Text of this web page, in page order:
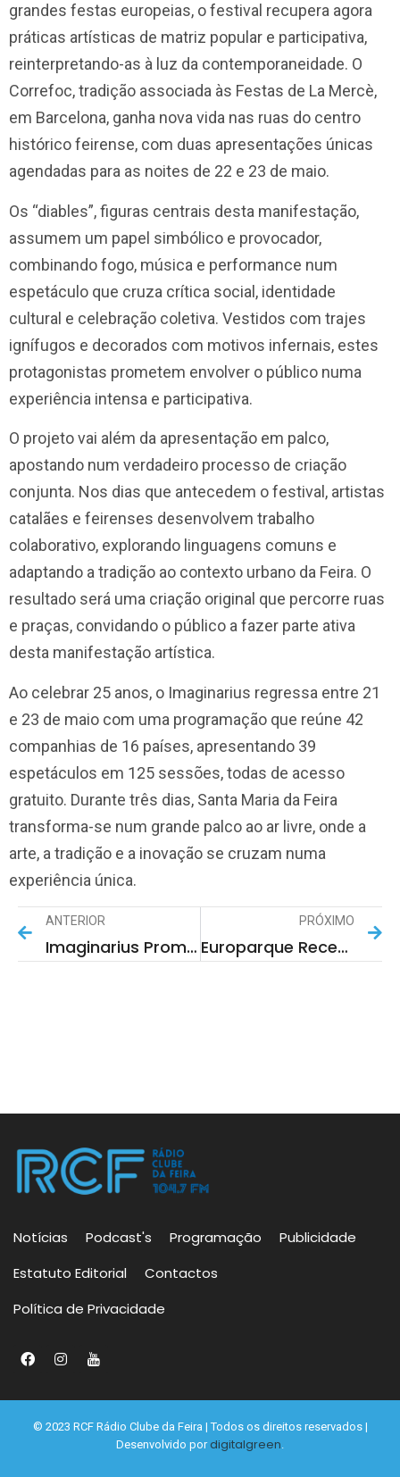
grandes festas europeias, o festival recupera agora
práticas artísticas de matriz popular e participativa,
reinterpretando-as à luz da contemporaneidade. O
Correfoc, tradição associada às Festas de La Mercè,
em Barcelona, ganha nova vida nas ruas do centro
histórico feirense, com duas apresentações únicas
agendadas para as noites de 22 e 23 de maio.
Os “diables”, figuras centrais desta manifestação,
assumem um papel simbólico e provocador,
combinando fogo, música e performance num
espetáculo que cruza crítica social, identidade
cultural e celebração coletiva. Vestidos com trajes
ignífugos e decorados com motivos infernais, estes
protagonistas prometem envolver o público numa
experiência intensa e participativa.
O projeto vai além da apresentação em palco,
apostando num verdadeiro processo de criação
conjunta. Nos dias que antecedem o festival, artistas
catalães e feirenses desenvolvem trabalho
colaborativo, explorando linguagens comuns e
adaptando a tradição ao contexto urbano da Feira. O
resultado será uma criação original que percorre ruas
e praças, convidando o público a fazer parte ativa
desta manifestação artística.
Ao celebrar 25 anos, o Imaginarius regressa entre 21
e 23 de maio com uma programação que reúne 42
companhias de 16 países, apresentando 39
espetáculos em 125 sessões, todas de acesso
gratuito. Durante três dias, Santa Maria da Feira
transforma-se num grande palco ao ar livre, onde a
arte, a tradição e a inovação se cruzam numa
experiência única.
ANTERIOR
Imaginarius Promove Ciclo De Conversas Sobre O Presente E Futuro Do Festival
PRÓXIMO
Europarque Recebe Número Recorde De Bailarinos No All Dance Portugal
Notícias Podcast's Programação
Publicidade
Estatuto Editorial
Contactos
Política de Privacidade
© 2023 RCF Rádio Clube da Feira | Todos os direitos reservados |
Desenvolvido pordigitalgreen